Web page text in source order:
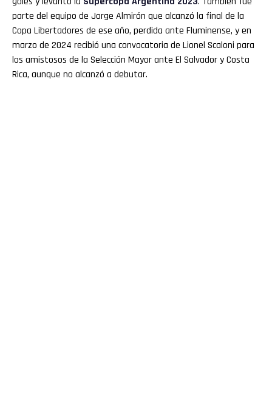
parte del equipo de Jorge Almirón que alcanzó la final de la
Copa Libertadores de ese año, perdida ante Fluminense, y en
marzo de 2024 recibió una convocatoria de Lionel Scaloni para
los amistosos de la Selección Mayor ante El Salvador y Costa
Rica, aunque no alcanzó a debutar.